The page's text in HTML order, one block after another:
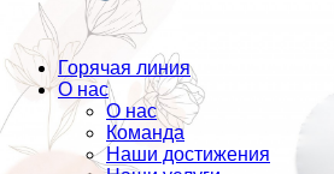
Горячая линия
О нас
О нас
Команда
Наши достижения